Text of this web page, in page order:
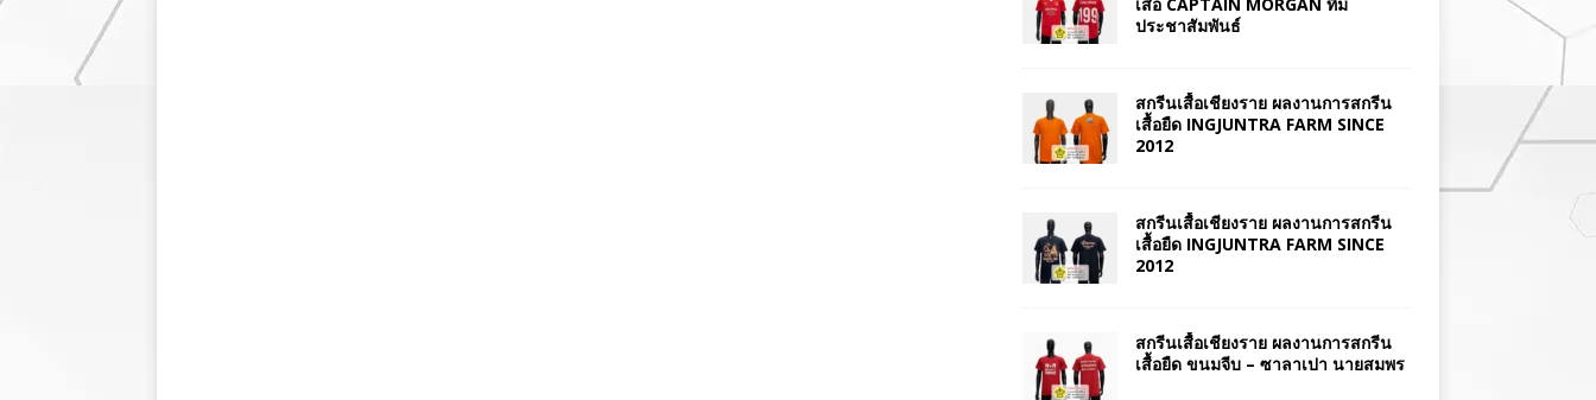
ประชาสัมพันธ์
สกรีนเสื้อเชียงราย ผลงานการสกรีน
เสื้อยืด INGJUNTRA FARM SINCE
2012
สกรีนเสื้อเชียงราย ผลงานการสกรีน
เสื้อยืด INGJUNTRA FARM SINCE
2012
สกรีนเสื้อเชียงราย ผลงานการสกรีน
เสื้อยืด ขนมจีบ – ซาลาเปา นายสมพร